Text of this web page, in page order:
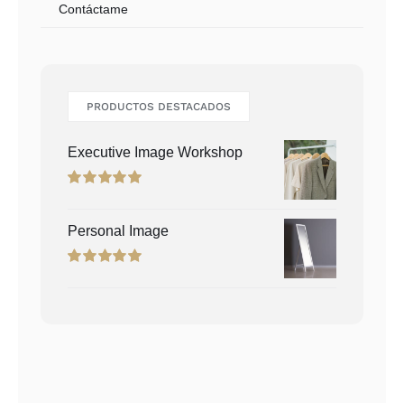
Contáctame
PRODUCTOS DESTACADOS
Executive Image Workshop
Personal Image